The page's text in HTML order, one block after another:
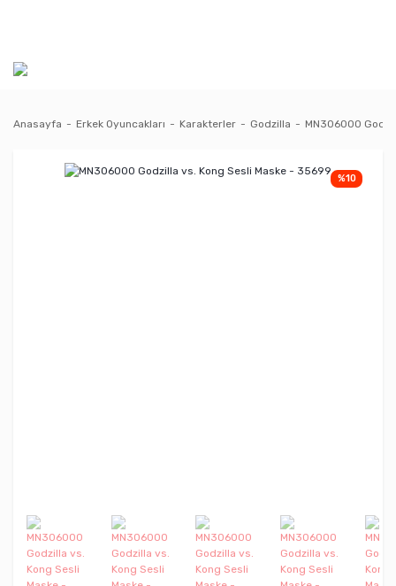
Anasayfa Erkek Oyuncakları Karakterler Godzilla MN306000
%10